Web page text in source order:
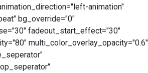
animation"
bg_override="0"
fadeout_start_effect="30"
multi_color_overlay_opacity="0.6"